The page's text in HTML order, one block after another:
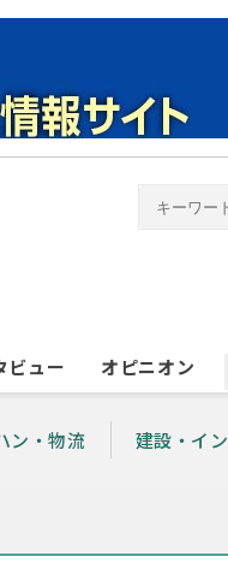
ビュー オピニオン
ン・物流 建設・イ